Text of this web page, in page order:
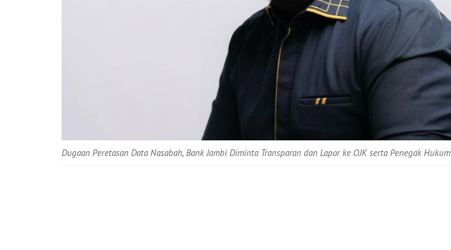
Dugaan Peretasan Data Nasabah, Bank Jambi Diminta Transparan dan Lapor ke OJK serta Penegak Hukum